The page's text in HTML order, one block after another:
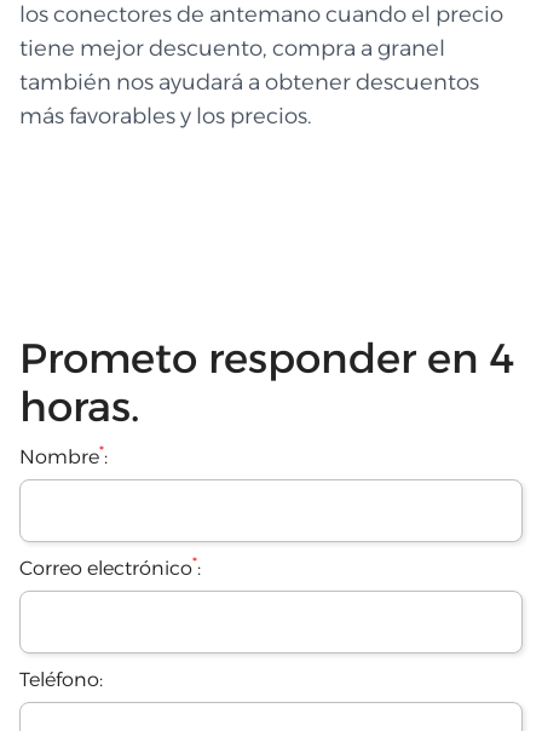
los conectores de antemano cuando el precio
tiene mejor descuento, compra a granel
también nos ayudará a obtener descuentos
más favorables y los precios.
Prometo responder en 4
horas.
Nombre*:
Correo electrónico*:
Teléfono: